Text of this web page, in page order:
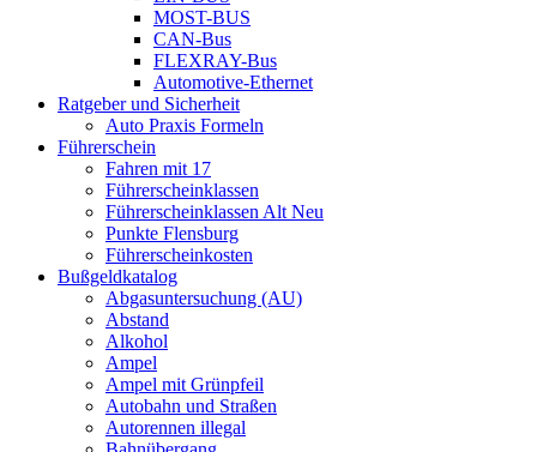
MOST-BUS
CAN-Bus
FLEXRAY-Bus
Automotive-Ethernet
Ratgeber und Sicherheit
Auto Praxis Formeln
Führerschein
Fahren mit 17
Führerscheinklassen
Führerscheinklassen Alt Neu
Punkte Flensburg
Führerscheinkosten
Bußgeldkatalog
Abgasuntersuchung (AU)
Abstand
Alkohol
Ampel
Ampel mit Grünpfeil
Autobahn und Straßen
Autorennen illegal